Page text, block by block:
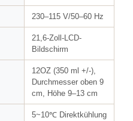
230–115 V/50–60 Hz
21,6-Zoll-LCD-
Bildschirm
12OZ (350 ml +/-),
Durchmesser oben 9
cm, Höhe 9–13 cm
5~10℃ Direktkühlung